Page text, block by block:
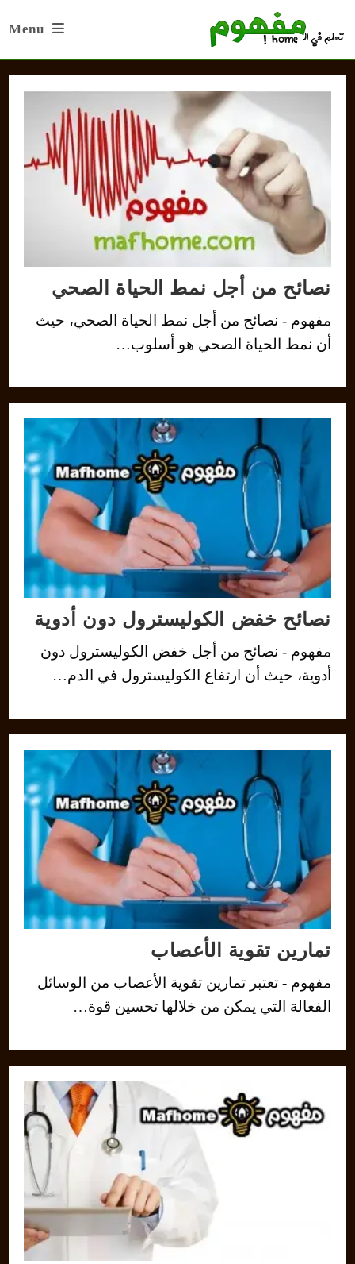
Menu
نصائح من أجل نمط الحياة الصحي
مفهوم - نصائح من أجل نمط الحياة الصحي، حيث
أن نمط الحياة الصحي هو أسلوب…
نصائح خفض الكوليسترول دون أدوية
مفهوم - نصائح من أجل خفض الكوليسترول دون
أدوية، حيث أن ارتفاع الكوليسترول في الدم…
تمارين تقوية الأعصاب
مفهوم - تعتبر تمارين تقوية الأعصاب من الوسائل
الفعالة التي يمكن من خلالها تحسين قوة…